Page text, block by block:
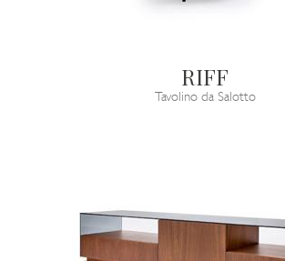
RIFF
Tavolino da Salotto